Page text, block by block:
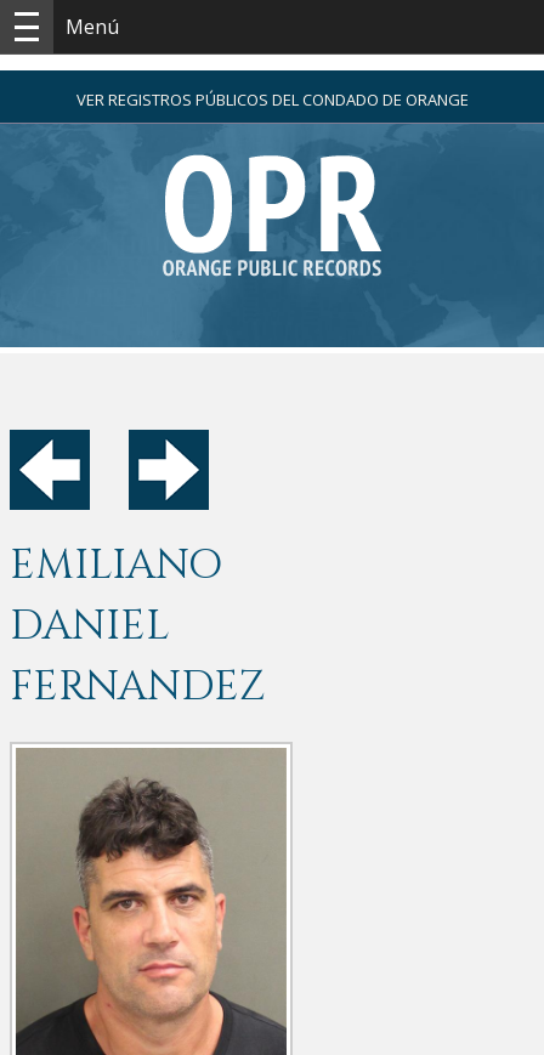
Menú
VER REGISTROS PÚBLICOS DEL CONDADO DE ORANGE
EMILIANO
DANIEL
FERNANDEZ